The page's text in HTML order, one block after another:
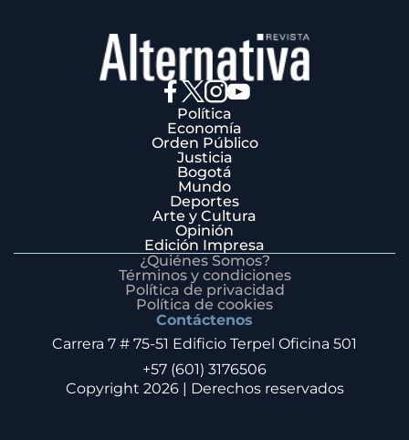
Política
Economía
Orden Público
Justicia
Bogotá
Mundo
Deportes
Arte y Cultura
Opinión
Edición Impresa
¿Quiénes Somos?
Términos y condiciones
Política de privacidad
Política de cookies
Contáctenos
Carrera 7 # 75-51 Edificio Terpel Oficina 501
+57 (601) 3176506
Copyright 2026 | Derechos reservados